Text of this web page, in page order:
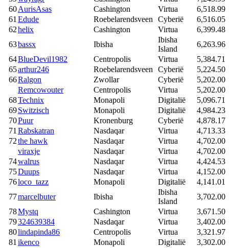
60AurisAsas Cashington Virtua
6,518.99
61 Edude Roebelarendsveen Cyberië
6,516.05
62helix Cashington Virtua
6,399.48
63bassx Ibisha
Ibisha
Island
6,263.96
64BlueDevil1982 Centropolis Virtua
5,384.71
65arthur246 Roebelarendsveen Cyberië
5,224.50
66Ralgon Zwollar Cyberië
5,202.00
Remcowouter
Centropolis Virtua
5,202.00
68Technix Monapoli Digitalië
5,096.71
69Switzisch Monapoli Digitalië
4,984.23
70Puur Kronenburg Cyberië
4,878.17
71 Rabskatran Nasdaqar Virtua
4,713.33
72the hawk Nasdaqar Virtua
4,702.00
viraxje
Nasdaqar Virtua
4,702.00
74walrus Nasdaqar Virtua
4,424.53
75Duups Nasdaqar Virtua
4,152.00
76loco_tazz Monapoli Digitalië
4,141.01
77marcelbuter Ibisha
Ibisha
Island
3,702.00
78Mystq Cashington Virtua
3,671.50
79324639384 Nasdaqar Virtua
3,402.00
80lindapinda86 Centropolis Virtua
3,321.97
81 ikenco Monapoli Digitalië
3,302.00